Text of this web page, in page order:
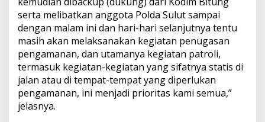
l
e
s
t
i
n
d
i
serta melibatkan anggota Polda Sulut sampai
dengan malam ini dan hari-hari selanjutnya tentu
masih akan melaksanakan kegiatan penugasan
pengamanan, dan utamanya kegiatan patroli,
termasuk kegiatan-kegiatan yang sifatnya statis di
jalan atau di tempat-tempat yang diperlukan
pengamanan, ini menjadi prioritas kami semua,”
jelasnya.